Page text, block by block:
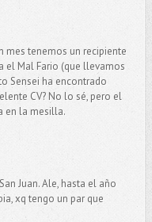
mes tenemos un recipiente
el Mal Fario (que llevamos
Sensei ha encontrado
CV? No lo sé, pero el
en la mesilla.
Juan. Ale, hasta el año
xq tengo un par que